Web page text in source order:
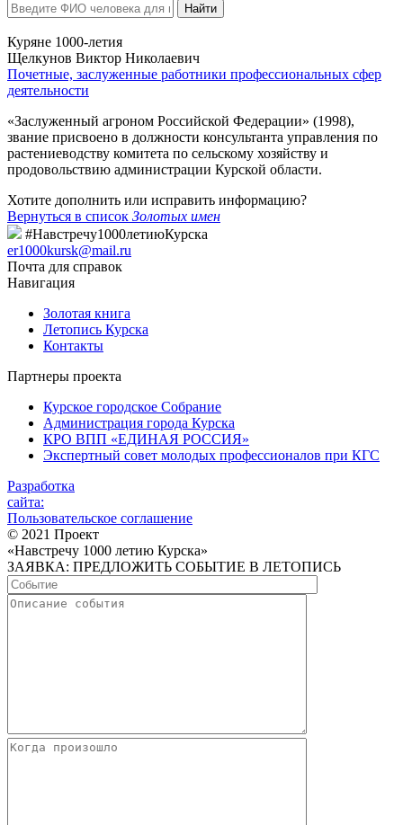
Найти
Куряне 1000-летия
Щелкунов Виктор Николаевич
Почетные, заслуженные работники профессиональных сфер
деятельности
«Заслуженный агроном Российской Федерации» (1998),
звание присвоено в должности консультанта управления по
растениеводству комитета по сельскому хозяйству и
продовольствию администрации Курской области.
Хотите дополнить или исправить информацию?
Вернуться в список Золотых имен
#Навстречу1000летиюКурска
er1000kursk@mail.ru
Почта для справок
Навигация
Золотая книга
Летопись Курска
Контакты
Партнеры проекта
Курское городское Собрание
Администрация города Курска
КРО ВПП «ЕДИНАЯ РОССИЯ»
Экспертный совет молодых профессионалов при КГС
Разработка
сайта:
Пользовательское соглашение
© 2021 Проект
«Навстречу 1000 летию Курска»
ЗАЯВКА: ПРЕДЛОЖИТЬ СОБЫТИЕ В ЛЕТОПИСЬ